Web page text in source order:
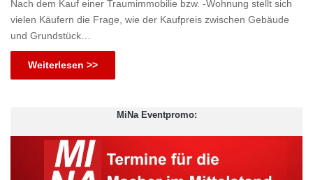
Nach dem Kauf einer Traumimmobilie bzw. -Wohnung stellt sich
vielen Käufern die Frage, wie der Kaufpreis zwischen Gebäude
und Grundstück…
Weiterlesen >>
MiNa Eventpromo: